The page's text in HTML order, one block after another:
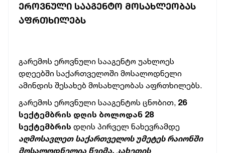
ᲠᲔᲒᲘᲝᲜᲘ
ᲔᲠᲝᲕᲜᲣᲚᲘ ᲡᲐᲐᲒᲔᲜᲢᲝ ᲛᲝᲡᲐᲮᲚᲔᲝᲑᲐᲡ
ᲐᲤᲠᲗᲮᲘᲚᲔᲑᲡ
გარემოს ეროვნული სააგენტო უახლოეს
დღეებში საქართველოში მოსალოდნელი
ამინდის შესახებ მოსახლეობას აფრთხილებს.
გარემოს ეროვნული სააგენტოს ცნობით, 26
სექტემბრის დღის ბოლოდან 28
სექტემბრის დღის პირველ ნახევრამდე
აღმოსავლეთ საქართველოს უმეტეს რაიონში
მოსალოდნელია წვიმა, კახეთის